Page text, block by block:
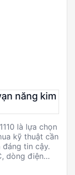
năng kim
là lựa chọn
kỹ thuật cần
tin cậy.
dòng điện